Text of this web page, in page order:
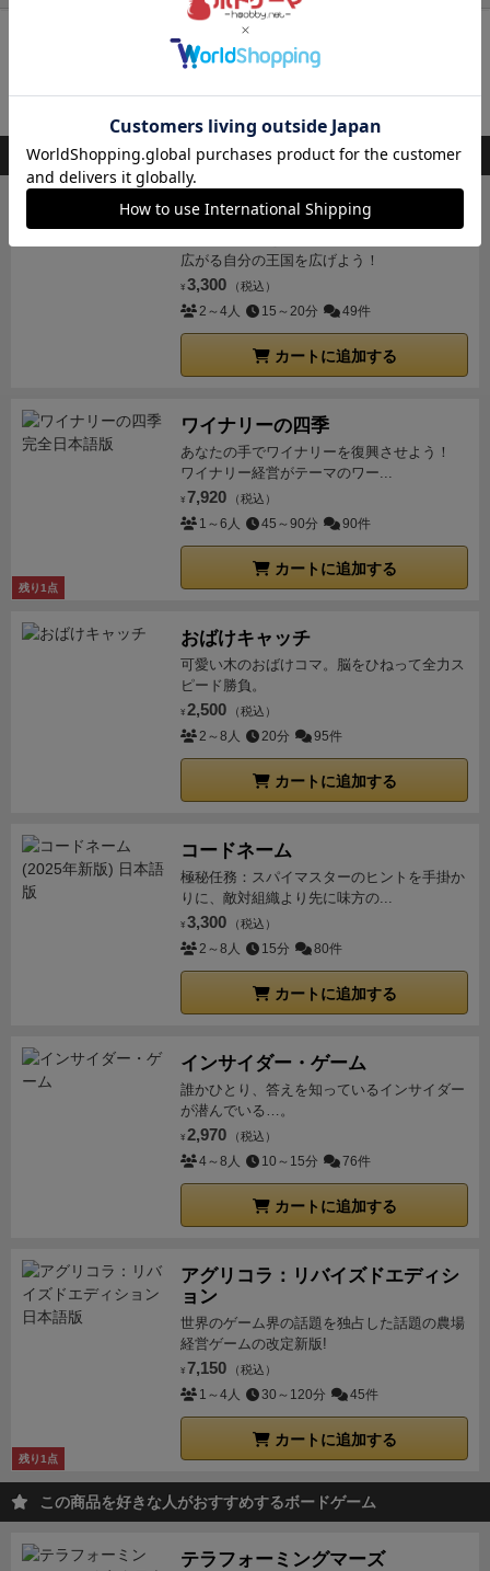
再入荷までお待ち下さい
入荷通知を受け取る
このボードゲームを持ってる人が購入した商品
キングドミノ
広がる自分の王国を広げよう！
¥ 3,300 （税込）
2～4人 15～20分 49件
カートに追加する
残り1点
ワイナリーの四季
あなたの手でワイナリーを復興させよう！
ワイナリー経営がテーマのワー...
¥ 7,920 （税込）
1～6人 45～90分 90件
カートに追加する
おばけキャッチ
可愛い木のおばけコマ。脳をひねって全力ス
ピード勝負。
¥ 2,500 （税込）
2～8人 20分 95件
カートに追加する
コードネーム
極秘任務：スパイマスターのヒントを手掛か
りに、敵対組織より先に味方の...
¥ 3,300 （税込）
2～8人 15分 80件
カートに追加する
インサイダー・ゲーム
誰かひとり、答えを知っているインサイダー
が潜んでいる…。
¥ 2,970 （税込）
4～8人 10～15分 76件
カートに追加する
残り1点
アグリコラ：リバイズドエディシ
ョン
世界のゲーム界の話題を独占した話題の農場
経営ゲームの改定新版!
¥ 7,150 （税込）
1～4人 30～120分 45件
カートに追加する
この商品を好きな人がおすすめするボードゲーム
テラフォーミングマーズ